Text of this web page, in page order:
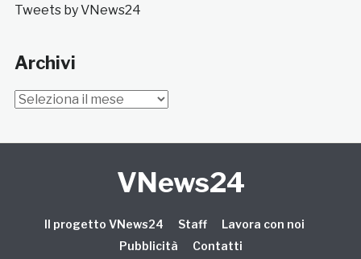
Tweets by VNews24
Archivi
Archivi
VNews24
Il progetto VNews24 Staff
Lavora con noi
Pubblicità
Contatti